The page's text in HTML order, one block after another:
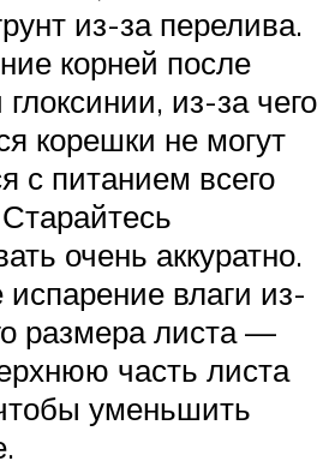
из-за перелива.
корней после
из-за чего
корешки не могут
с питанием всего
очень аккуратно.
влаги из-
размера листа —
часть листа
уменьшить